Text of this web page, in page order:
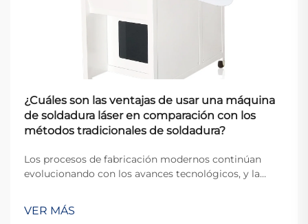
¿Cuáles son las ventajas de usar una máquina
de soldadura láser en comparación con los
métodos tradicionales de soldadura?
Los procesos de fabricación modernos continúan
evolucionando con los avances tecnológicos, y la
de esta transformación. Entre los desarrollos más
importantes en los últimos años está la aparición de
VER MÁS